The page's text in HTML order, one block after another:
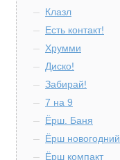
Клазл
Есть контакт!
Хрумми
Диско!
Забирай!
7 на 9
Ёрш. Баня
Ёрш новогодний
Ёрш компакт